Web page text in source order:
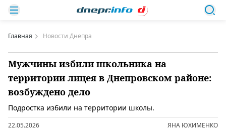
Главная Новости Днепра
Мужчины избили школьника на
территории лицея в Днепровском районе:
возбуждено дело
Подростка избили на территории школы.
22.05.2026 ЯНА ЮХИМЕНКО